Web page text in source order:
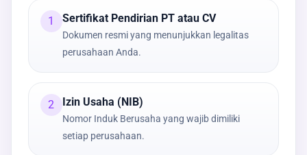
1 Sertifikat Pendirian PT atau CV
Dokumen resmi yang menunjukkan legalitas
perusahaan Anda.
2 Izin Usaha (NIB)
Nomor Induk Berusaha yang wajib dimiliki
setiap perusahaan.